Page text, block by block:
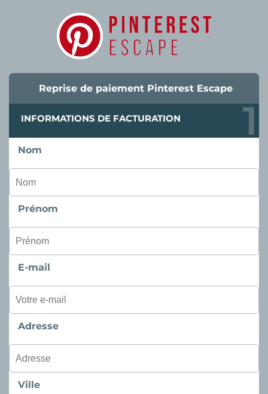
Reprise de paiement Pinterest Escape
INFORMATIONS DE FACTURATION
Nom
Prénom
E-mail
Adresse
Ville